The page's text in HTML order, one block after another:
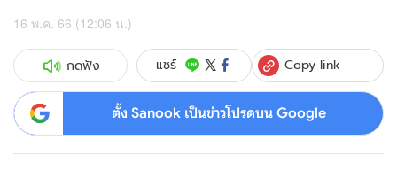
16 พ.ค. 66 (12:06 น.)
กดฟัง แชร์ Copy link
ตั้ง Sanook เป็นข่าวโปรดบน Google